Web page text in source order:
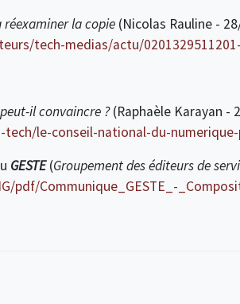
réexaminer la copie(Nicolas Rauline -
tech-medias/actu/
il convaincre ?(Raphaèle Karayan -
le-conseil-national-du-
GESTE(Groupement des éditeurs de
pdf/Communique_GESTE_-